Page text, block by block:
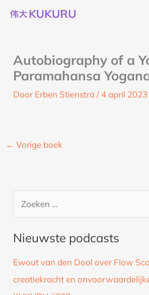
naar
Autobiography of a
Paramahansa
Door Erben Stienstra/ 4 april 2023
← Vorige boek
e
k
a
Nieuwste podcasts
Ewout van den Dool over Flow
creatiekracht en